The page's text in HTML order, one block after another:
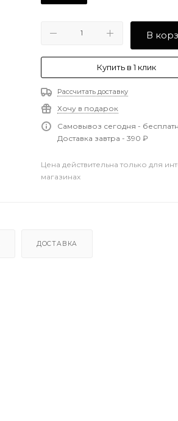
В
Купить в 1 клик
Рассчитать доставку
Хочу в подарок
Самовывоз сегодня -
Доставка завтра - 390 ₽
Цена действительна только для
магазинах
ДОСТАВКА